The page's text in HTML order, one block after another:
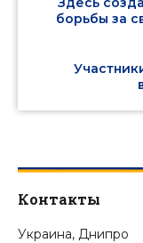
борьбы за
Контакты
Украина, Днипро